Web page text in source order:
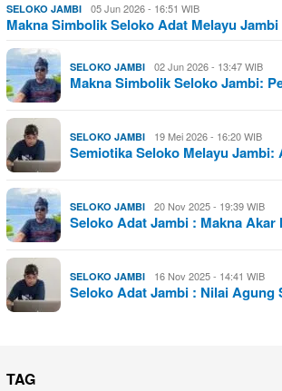
SELOKO JAMBI 05 Jun 2026 - 16:51 WIB
Makna Simbolik Seloko Adat Melayu
SELOKO JAMBI 02 Jun 2026 - 13:47 WIB
Makna Simbolik Seloko Jambi:
SELOKO JAMBI 19 Mei 2026 - 16:20 WIB
Semiotika Seloko Melayu
SELOKO JAMBI 20 Nov 2025 - 19:39 WIB
Seloko Adat Jambi : Makna
SELOKO JAMBI 16 Nov 2025 - 14:41 WIB
Seloko Adat Jambi : Nilai
TAG